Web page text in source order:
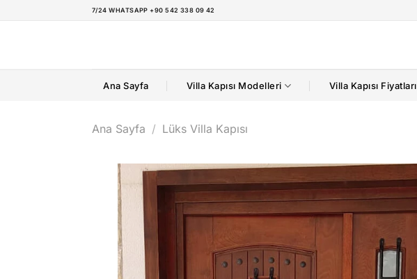
7/24 WHATSAPP +90 542 338 09 42
Ana Sayfa Villa Kapısı Modelleri Villa Kapısı Fiyatları
Ana Sayfa / Lüks Villa Kapısı